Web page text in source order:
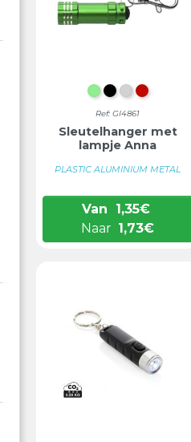
LICHTGROEN
ZWART
ZILVER
ROOD
Ref: GI4861
Sleutelhanger met
lampje Anna
PLASTIC ALUMINIUM METAL
Van 1,35€
Naar 1,73€